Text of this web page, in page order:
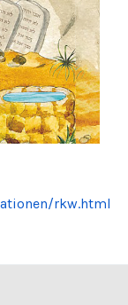
rkw.html